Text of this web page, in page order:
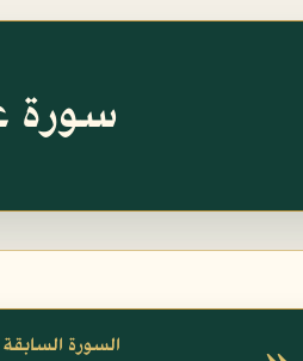
سورة عبس -
السورة السابقة